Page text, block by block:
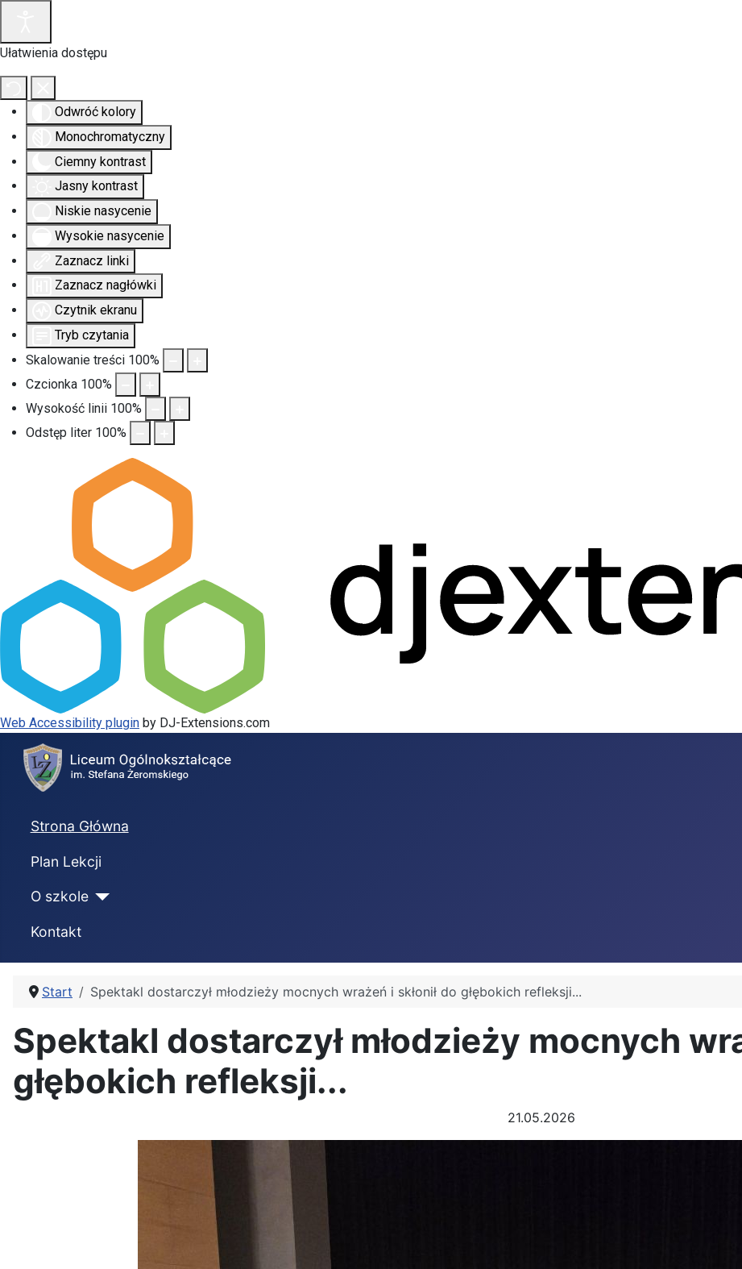
Ułatwienia dostępu
Odwróć kolory
Monochromatyczny
Ciemny kontrast
Jasny kontrast
Niskie nasycenie
Wysokie nasycenie
Zaznacz linki
Zaznacz nagłówki
Czytnik ekranu
Tryb czytania
Skalowanie treści 100%
Czcionka 100%
Wysokość linii 100%
Odstęp liter 100%
Web Accessibility plugin by DJ-Extensions.com
Strona Główna
Plan Lekcji
O szkole
Kontakt
Start Spektakl dostarczył młodzieży mocnych wrażeń i skłonił do głębokich refleksji...
Spektakl dostarczył młodzieży mocnych
głębokich refleksji...
21.05.2026